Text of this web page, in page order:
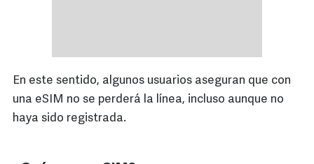
En este sentido, algunos usuarios aseguran que con
una eSIM no se perderá la línea, incluso aunque no
haya sido registrada.